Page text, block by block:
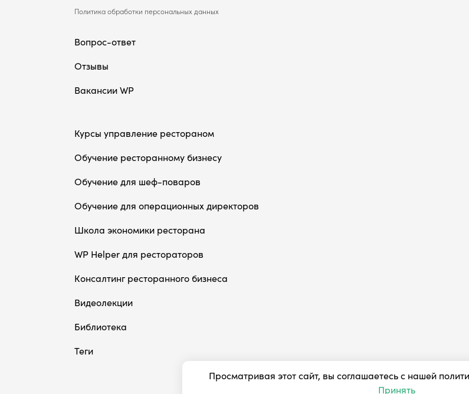
Политика обработки персональных данных
Вопрос-ответ
Отзывы
Вакансии WP
Курсы управление рестораном
Обучение ресторанному бизнесу
Обучение для шеф-поваров
Обучение для операционных директоров
Школа экономики ресторана
WP Helper для рестораторов
Консалтинг ресторанного бизнеса
Видеолекции
Библиотека
Теги
Просматривая этот сайт, вы соглашаетесь с нашей
Принять